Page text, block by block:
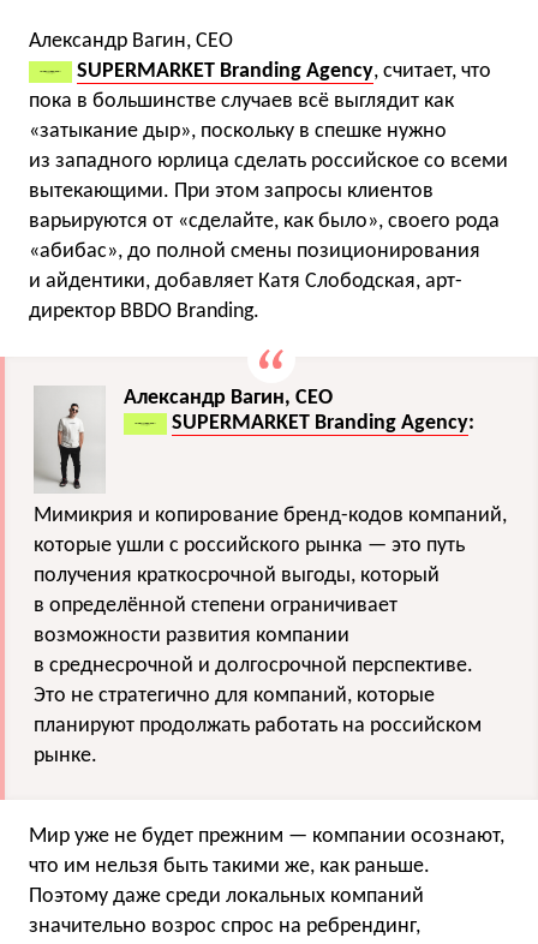
Александр Вагин, CEO
SUPERMARKET Branding Agency, считает, что
пока в большинстве случаев всё выглядит как
«затыкание дыр», поскольку в спешке нужно
из западного юрлица сделать российское со всеми
вытекающими. При этом запросы клиентов
варьируются от «сделайте, как было», своего рода
«абибас», до полной смены позиционирования
и айдентики, добавляет Катя Слободская, арт-
директор BBDO Branding.
Александр Вагин, CEO
SUPERMARKET Branding Agency:
Мимикрия и копирование бренд-кодов компаний,
которые ушли с российского рынка — это путь
получения краткосрочной выгоды, который
в определённой степени ограничивает
возможности развития компании
в среднесрочной и долгосрочной перспективе.
Это не стратегично для компаний, которые
планируют продолжать работать на российском
рынке.
Мир уже не будет прежним — компании осознают,
что им нельзя быть такими же, как раньше.
Поэтому даже среди локальных компаний
значительно возрос спрос на ребрендинг,